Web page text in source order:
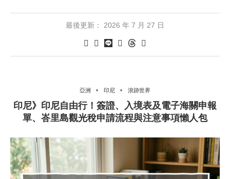
最後更新： 2026 年 7 月 27 日
亞洲 印尼 浪跡世界
印尼》印尼自由行！簽證、入境表及電子海關申報
單、峇里島觀光稅申請流程與注意事項懶人包